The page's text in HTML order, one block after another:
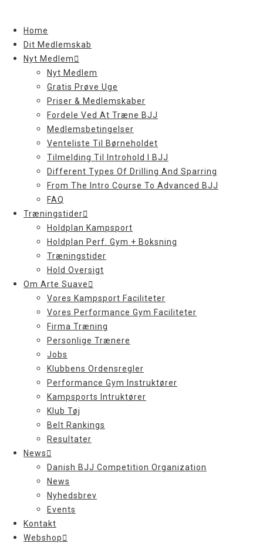
contentHome
Dit Medlemskab
Nyt Medlem
Nyt Medlem
Gratis Prøve Uge
Priser & Medlemskaber
Fordele Ved At Træne BJJ
Medlemsbetingelser
Venteliste Til Børneholdet
Tilmelding Til Introhold I BJJ
Different Types Of Drilling And Sparring
From The Intro Course To Advanced BJJ
FAQ
Træningstider
Holdplan Kampsport
Holdplan Perf. Gym + Boksning
Træningstider
Hold Oversigt
Om Arte Suave
Vores Kampsport Faciliteter
Vores Performance Gym Faciliteter
Firma Træning
Personlige Trænere
Jobs
Klubbens Ordensregler
Performance Gym Instruktører
Kampsports Intruktører
Klub Tøj
Belt Rankings
Resultater
News
Danish BJJ Competition Organization
News
Nyhedsbrev
Events
Kontakt
Webshop